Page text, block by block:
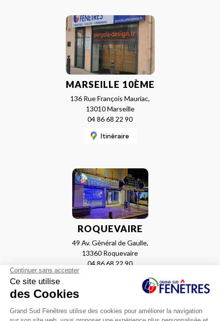
MARSEILLE 10ÈME
136 Rue François Mauriac,
13010 Marseille
04 86 68 22 90
Itinéraire
ROQUEVAIRE
49 Av. Général de Gaulle,
13360 Roquevaire
04 86 68 22 90
LA VALENTINE